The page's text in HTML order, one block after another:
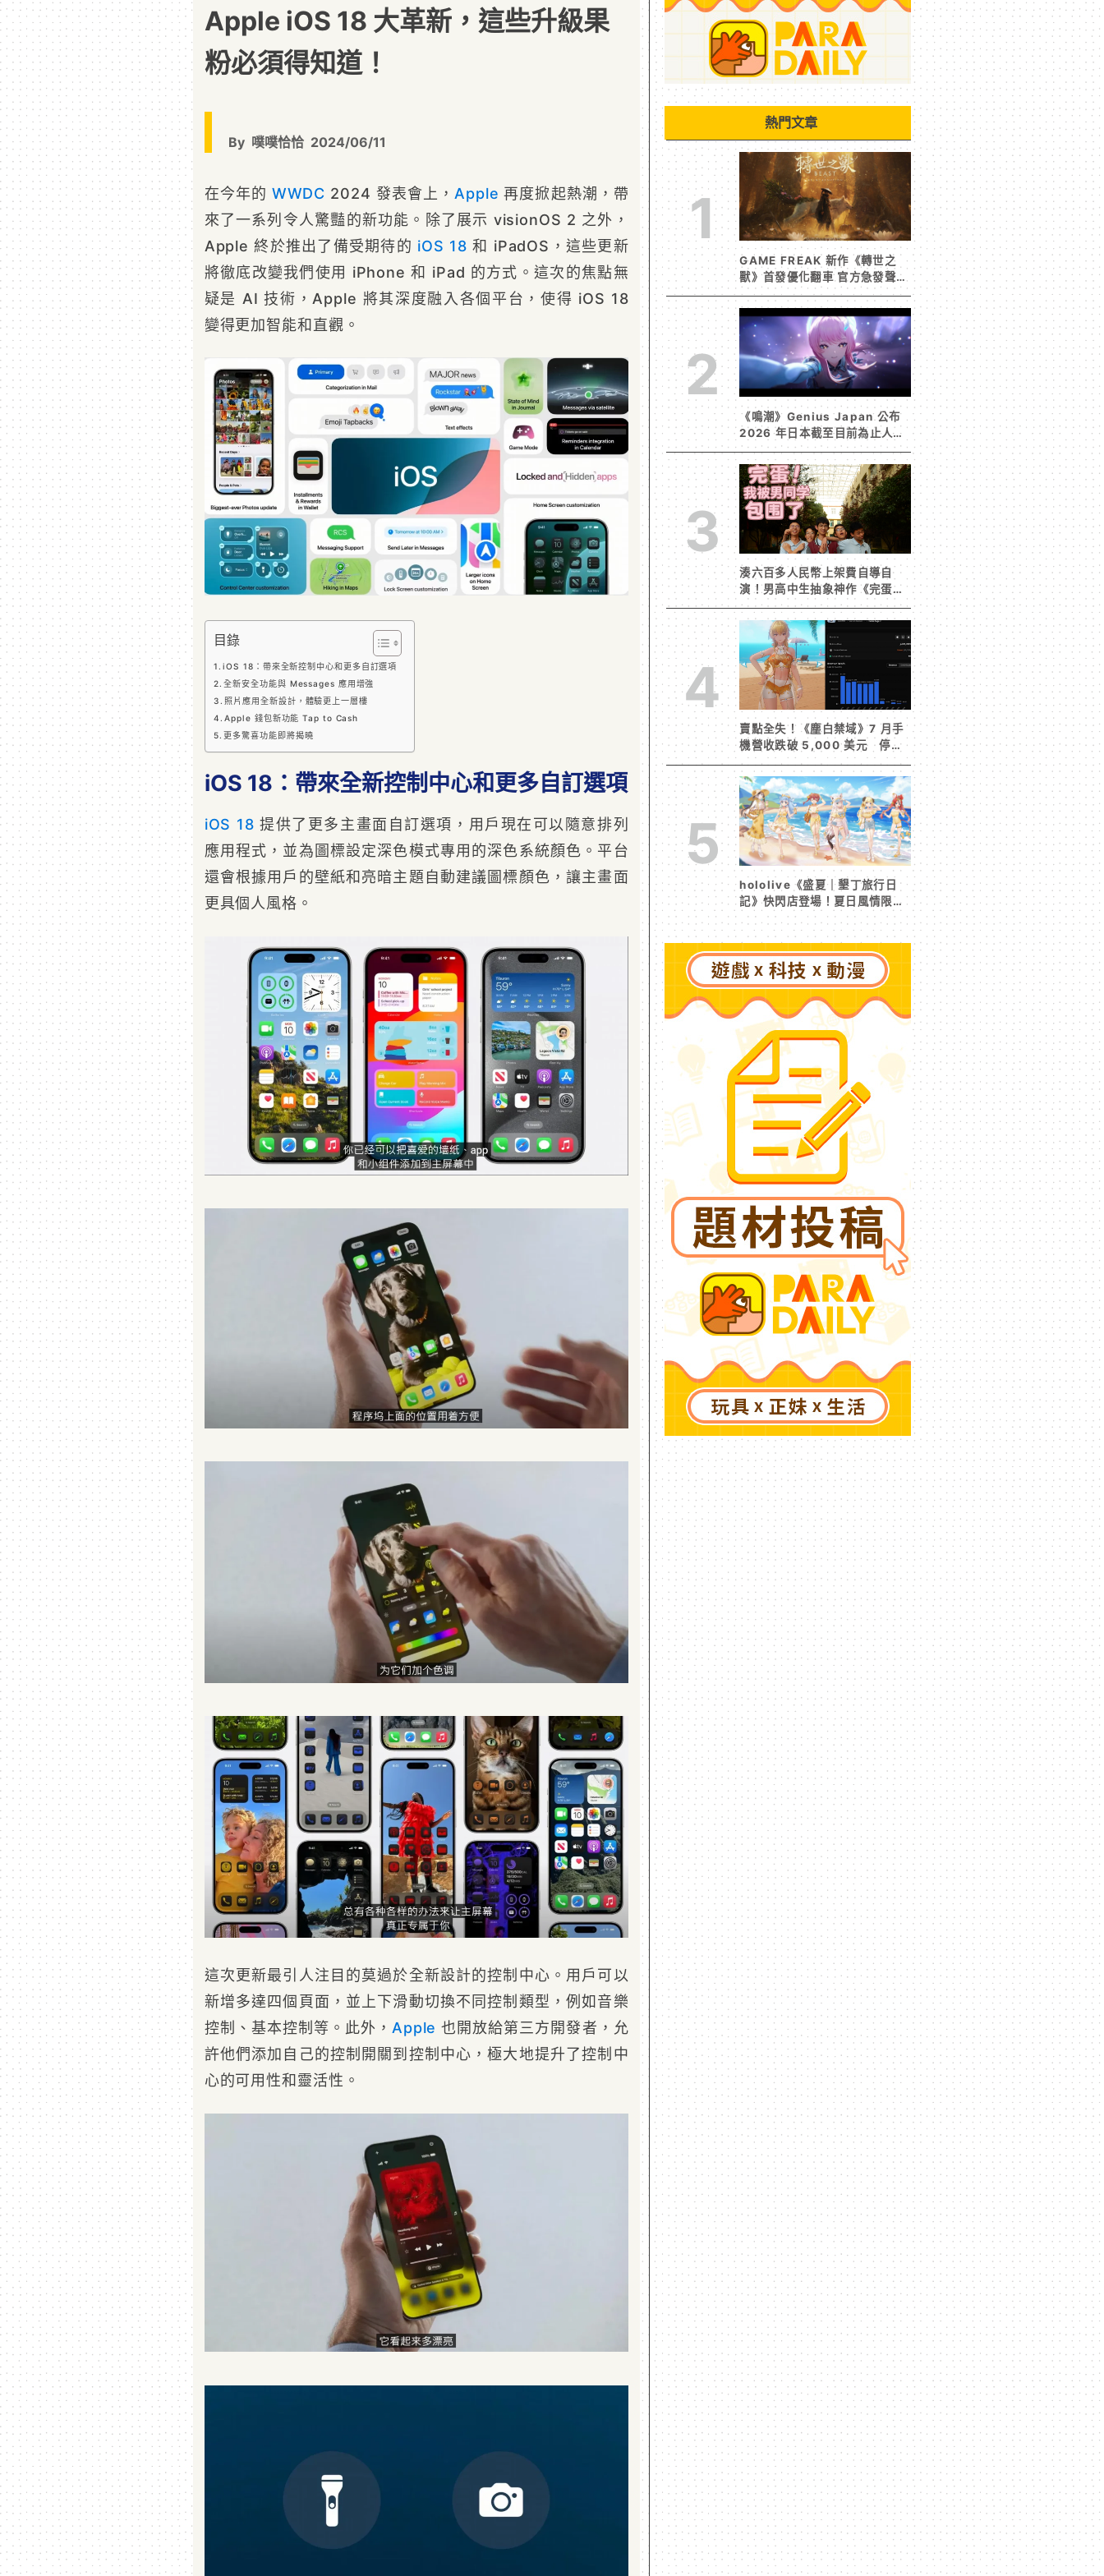
Apple iOS 18 大革新，這些升級果
粉必須得知道！
By 噗噗恰恰 2024/06/11
在今年的 WWDC 2024 發表會上， Apple 再度掀起熱潮，帶
來了一系列令人驚豔的新功能。除了展示 visionOS 2 之外，
Apple 終於推出了備受期待的 iOS 18 和 iPadOS，這些更新
將徹底改變我們使用 iPhone 和 iPad 的方式。這次的焦點無
疑是 AI 技術，Apple 將其深度融入各個平台，使得 iOS 18
變得更加智能和直觀。
目錄
iOS 18：帶來全新控制中心和更多自訂選項
全新安全功能與 Messages 應用增強
照片應用全新設計，體驗更上一層樓
Apple 錢包新功能 Tap to Cash
更多驚喜功能即將揭曉
iOS 18：帶來全新控制中心和更多自訂選項
iOS 18 提供了更多主畫面自訂選項，用戶現在可以隨意排列
應用程式，並為圖標設定深色模式專用的深色系統顏色。平台
還會根據用戶的壁紙和亮暗主題自動建議圖標顏色，讓主畫面
更具個人風格。
這次更新最引人注目的莫過於全新設計的控制中心。用戶可以
新增多達四個頁面，並上下滑動切換不同控制類型，例如音樂
控制、基本控制等。此外， Apple 也開放給第三方開發者，允
許他們添加自己的控制開關到控制中心，極大地提升了控制中
心的可用性和靈活性。
熱門文章
1
GAME FREAK 新作《轉世之
獸》首發優化翻車 官方急發聲明
承諾提供大量更新彌補
2
《鳴潮》Genius Japan 公布
2026 年日本截至目前為止人氣
歌單《遠航星的告別》&《自無
垠處歸航之星》入榜
3
湊六百多人民幣上架費自導自
演！男高中生抽象神作《完蛋！
我被男同學包圍了》突然爆紅
4
賣點全失！《塵白禁域》7 月手
機營收跌破 5,000 美元 停服
整改後玩家大量流失
5
hololive《盛夏｜墾丁旅行日
記》快閃店登場！夏日風情限定
周邊首度公開